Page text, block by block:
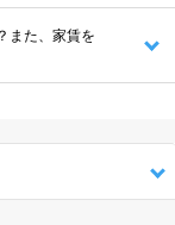
また、家賃を